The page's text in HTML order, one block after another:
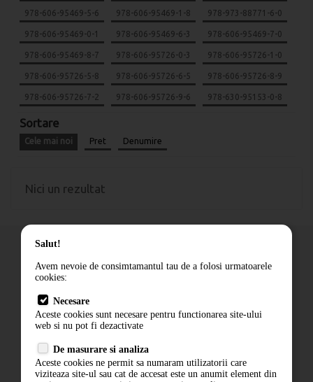
978-606-95469-5-6 978-606-95469-1-8 978-973-88771-6-0
978-606-95469-0-1 978-606-95469-6-3 978-606-95469-7-0
978-606-95469-8-7 978-606-95726-0-3 978-606-95726-1-0
978-606-95726-5-8 978-606-95726-6-5 978-606-95726-8-9
978-606-95726-7-2 978-606-95726-9-6 978-630-95153-0-8
Sortare
Cele mai noi Pret Denumire
Nici un rezultat
Cum comand
Livrare
Contact
Politica de confidentialitate
ANPC
Salut!
Avem nevoie de consimtamantul tau de a folosi urmatoarele
cookies:
Necesare
Aceste cookies sunt necesare pentru functionarea site-ului
web si nu pot fi dezactivate
De masurare si analiza
Aceste cookies ne permit sa numaram utilizatorii care
viziteaza site-ul sau cat de accesat este un anumit element din